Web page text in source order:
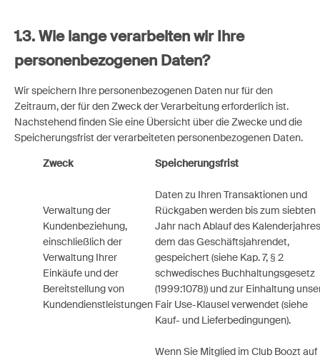
1.3.Wie lange verarbeiten wir Ihre
personenbezogenen Daten?
Wir speichern Ihre personenbezogenen Daten nur für den
Zeitraum, der für den Zweck der Verarbeitung erforderlich ist.
Nachstehend finden Sie eine Übersicht über die Zwecke und die
Speicherungsfrist der verarbeiteten personenbezogenen Daten.
Zweck
Speicherungsfrist
Verwaltung der
Kundenbeziehung,
einschließlich der
Verwaltung Ihrer
Einkäufe und der
Bereitstellung von
Kundendienstleistungen
Daten zu Ihren Transaktionen und
Rückgaben werden bis zum siebten
Jahr nach Ablauf des
dem das Geschäftsjahrendet,
gespeichert (siehe Kap. 7, § 2
schwedisches Buchhaltungsgesetz
(1999:1078)) und zur Einhaltung
Fair Use-Klausel verwendet (siehe
Kauf- und Lieferbedingungen).
Wenn Sie Mitglied im Club Boozt auf